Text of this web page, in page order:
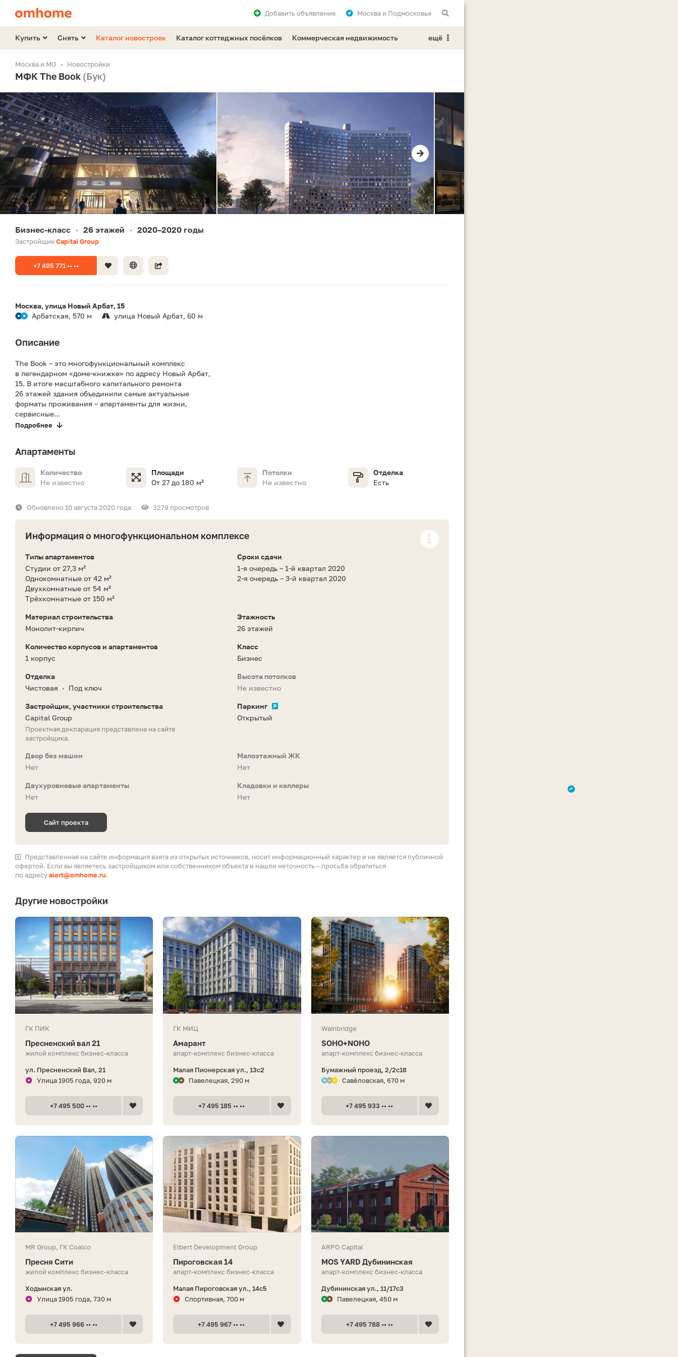
Москва и Подмосковье
Добавитьобъявление
Купить Снять Каталог новостроек Каталог коттеджных посёлков Коммерческая недвижимость ещё
Москва и МО Новостройки
МФК The Book (Бук)
Бизнес-класс • 26 этажей • 2020–2020 годы
ЗастройщикCapital Group
+7 495 771 •• ••
Москва, улица Новый Арбат, 15
Арбатская, 570 м
улица Новый Арбат, 60 м
Описание
The Book – это многофункциональный комплекс
в легендарном «доме-книжке» по адресу Новый Арбат,
15. В итоге масштабного капитального ремонта
26 этажей здания объединили самые актуальные
форматы проживания – апартаменты для жизни,
сервисные...
Подробнее
Апартаменты
Количество
Не известно
Площади
От 27 до 180 м²
Потолки
Не известно
Отделка
Есть
Обновлено 10 августа 2020 года 3279 просмотров
Информация о многофункциональном комплексе
Типы апартаментов
Студии от 27,3 м²
Однокомнатные от 42 м²
Двухкомнатные от 54 м²
Трёхкомнатные от 150 м²
Сроки сдачи
1-я очередь – 1-й квартал 2020
2-я очередь – 3-й квартал 2020
Материал строительства
Монолит-кирпич
Этажность
26 этажей
Количество корпусов и апартаментов
1 корпус
Класс
Бизнес
Отделка
Чистовая
• Под ключ
Высота потолков
Не известно
Застройщик, участники строительства
Capital Group
Проектная декларация представлена на сайте
застройщика.
Паркинг
Открытый
Двор без машин
Нет
Малоэтажный ЖК
Нет
Двухуровневые апартаменты
Нет
Кладовки и келлеры
Нет
Сайт проекта
Представленная на сайте информация взята из открытых источников, носит информационный характер и не является публичной
офертой. Если вы являетесь застройщиком или собственником объекта и нашли неточность – просьба обратиться
по адресуalert@omhome.ru.
Другие новостройки
ГК ПИК
Пресненский вал 21
жилой комплекс бизнес-класса
ул. Пресненский Вал, 21
Улица 1905 года, 920 м
+7 495 500 •• ••
ГК МИЦ
Амарант
апарт-комплекс бизнес-класса
Малая Пионерская ул., 13с2
Павелецкая, 290 м
+7 495 185 •• ••
Wainbridge
SOHO+NOHO
апарт-комплекс бизнес-класса
Бумажный проезд, 2/2с18
Савёловская, 670 м
+7 495 933 •• ••
MR Group, ГК Coalco
Пресня Сити
жилой комплекс бизнес-класса
Ходынская ул.
Улица 1905 года, 730 м
+7 495 966 •• ••
Elbert Development Group
Пироговская 14
апарт-комплекс бизнес-класса
Малая Пироговская ул., 14с5
Спортивная, 700 м
+7 495 967 •• ••
ARPO Capital
MOS YARD Дубининская
апарт-комплекс бизнес-класса
Дубининская ул., 11/17с3
Павелецкая, 450 м
+7 495 788 •• ••